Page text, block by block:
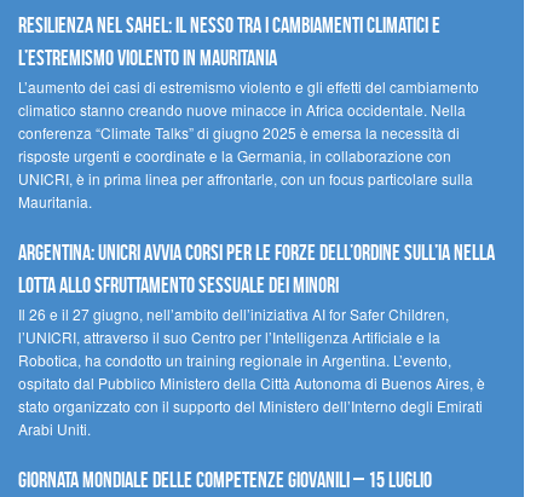
Resilienza nel Sahel: il nesso tra i cambiamenti climatici e
l’estremismo violento in Mauritania
L’aumento dei casi di estremismo violento e gli effetti del cambiamento
climatico stanno creando nuove minacce in Africa occidentale. Nella
conferenza “Climate Talks” di giugno 2025 è emersa la necessità di
risposte urgenti e coordinate e la Germania, in collaborazione con
UNICRI, è in prima linea per affrontarle, con un focus particolare sulla
Mauritania.
Argentina: UNICRI avvia corsi per le forze dell’ordine sull’IA nella
lotta allo sfruttamento sessuale dei minori
Il 26 e il 27 giugno, nell’ambito dell’iniziativa AI for Safer Children,
l’UNICRI, attraverso il suo Centro per l’Intelligenza Artificiale e la
Robotica, ha condotto un training regionale in Argentina. L’evento,
ospitato dal Pubblico Ministero della Città Autonoma di Buenos Aires, è
stato organizzato con il supporto del Ministero dell’Interno degli Emirati
Arabi Uniti.
Giornata Mondiale delle Competenze Giovanili – 15 luglio